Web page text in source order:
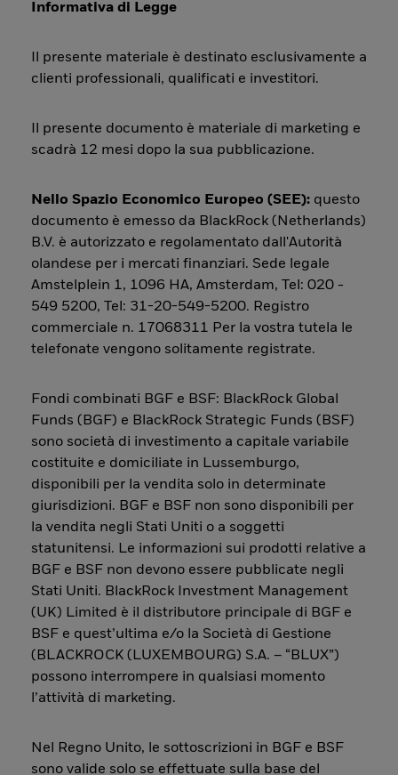
Informativa di Legge
Il presente materiale è destinato esclusivamente a
clienti professionali, qualificati e investitori.
Il presente documento è materiale di marketing e
scadrà 12 mesi dopo la sua pubblicazione.
Nello Spazio Economico Europeo (SEE): questo
documento è emesso da BlackRock (Netherlands)
B.V. è autorizzato e regolamentato dall'Autorità
olandese per i mercati finanziari. Sede legale
Amstelplein 1, 1096 HA, Amsterdam, Tel: 020 -
549 5200, Tel: 31-20-549-5200. Registro
commerciale n. 17068311 Per la vostra tutela le
telefonate vengono solitamente registrate.
Fondi combinati BGF e BSF: BlackRock Global
Funds (BGF) e BlackRock Strategic Funds (BSF)
sono società di investimento a capitale variabile
costituite e domiciliate in Lussemburgo,
disponibili per la vendita solo in determinate
giurisdizioni. BGF e BSF non sono disponibili per
la vendita negli Stati Uniti o a soggetti
statunitensi. Le informazioni sui prodotti relative a
BGF e BSF non devono essere pubblicate negli
Stati Uniti. BlackRock Investment Management
(UK) Limited è il distributore principale di BGF e
BSF e quest’ultima e/o la Società di Gestione
(BLACKROCK (LUXEMBOURG) S.A. – “BLUX”)
possono interrompere in qualsiasi momento
l’attività di marketing.
Nel Regno Unito, le sottoscrizioni in BGF e BSF
sono valide solo se effettuate sulla base del